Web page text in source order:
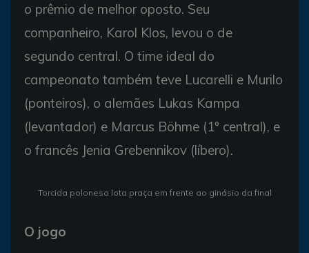
o prêmio de melhor oposto. Seu
companheiro, Karol Klos, levou o de
segundo central. O time ideal do
campeonato também teve Lucarelli e Murilo
(ponteiros), o alemães Lukas Kampa
(levantador) e Marcus Böhme (1º central), e
o francês Jenia Grebennikov (líbero).
Torcida polonesa lota praça em frente ao ginásio da final
O jogo